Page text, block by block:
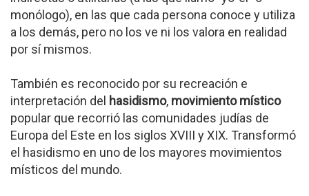
monólogo), en las que cada persona conoce y utiliza
a los demás, pero no los ve ni los valora en realidad
por sí mismos.
También es reconocido por su recreación e
interpretación del hasidismo, movimiento místico
popular que recorrió las comunidades judías de
Europa del Este en los siglos XVIII y XIX. Transformó
el hasidismo en uno de los mayores movimientos
místicos del mundo.